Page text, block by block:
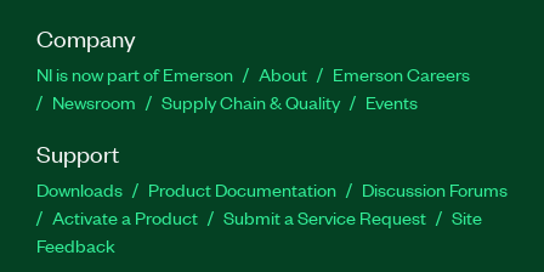
Company
NI is now part of Emerson About
Emerson Careers
Newsroom
Supply Chain & Quality Events
Support
Downloads Product Documentation
Discussion Forums
Activate a Product
Submit a Service Request
Site
Feedback